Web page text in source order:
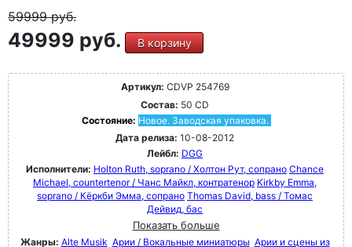
59999руб.
49999 руб. В корзину
Артикул: CDVP 254769
Состав: 50 CD
Состояние: Новое. Заводская упаковка.
Дата релиза: 10-08-2012
Лейбл: DGG
Исполнители: Holton Ruth, soprano / Холтон Рут, сопрано Chance
Michael, countertenor / Чанс Майкл, контратенор Kirkby Emma,
soprano / Кёркби Эмма, сопрано Thomas David, bass / Томас
Дейвид, бас
Показать больше
Жанры: Alte Musik Арии / Вокальные миниатюры Арии и сцены из